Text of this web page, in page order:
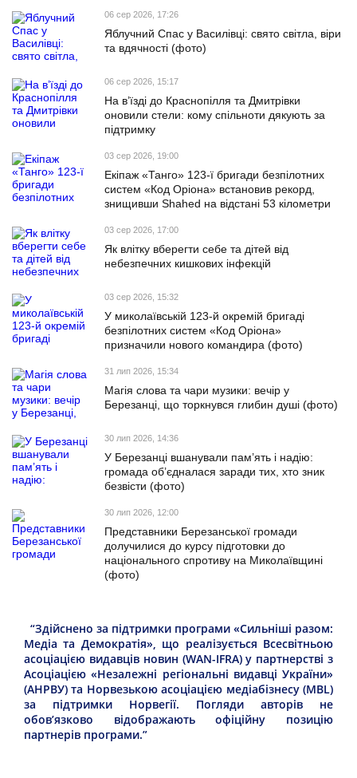
06 сер 2026, 17:26
Яблучний Спас у Василівці: свято світла, віри
та вдячності (фото)
06 сер 2026, 15:17
На в’їзді до Краснопілля та Дмитрівки
оновили стели: кому спільноти дякують за
підтримку
03 сер 2026, 19:00
Екіпаж «Танго» 123-ї бригади безпілотних
систем «Код Оріона» встановив рекорд,
знищивши Shahed на відстані 53 кілометри
03 сер 2026, 17:00
Як влітку вберегти себе та дітей від
небезпечних кишкових інфекцій
03 сер 2026, 15:32
У миколаївській 123-й окремій бригаді
безпілотних систем «Код Оріона»
призначили нового командира (фото)
31 лип 2026, 15:34
Магія слова та чари музики: вечір у
Березанці, що торкнувся глибин душі (фото)
30 лип 2026, 14:36
У Березанці вшанували пам’ять і надію:
громада об’єдналася заради тих, хто зник
безвісти (фото)
30 лип 2026, 12:00
Представники Березанської громади
долучилися до курсу підготовки до
національного спротиву на Миколаївщині
(фото)
“Здійснено за підтримки програми «Сильніші разом:
Медіа та Демократія», що реалізується Всесвітньою
асоціацією видавців новин (WAN-IFRA) у партнерстві з
Асоціацією «Незалежні регіональні видавці України»
(АНРВУ) та Норвезькою асоціацією медіабізнесу (MBL)
за підтримки Норвегії. Погляди авторів не
обов’язково відображають офіційну позицію
партнерів програми.”